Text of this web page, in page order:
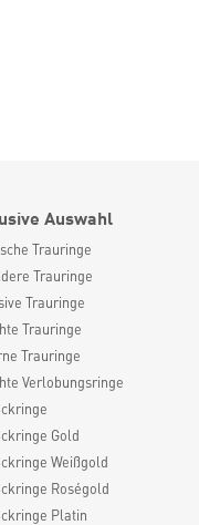
Auswahl
Trauringe
Trauringe
Trauringe
Trauringe
Trauringe
Verlobungsringe
Gold
Weißgold
Roségold
Platin